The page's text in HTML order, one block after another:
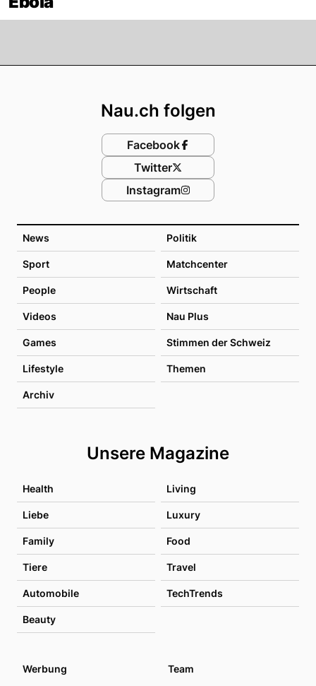
News Politik
Sport Matchcenter
People Wirtschaft
Videos Nau Plus
Games Stimmen der Schweiz
Lifestyle Themen
Archiv
Unsere Magazine
Health Living
Liebe Luxury
Family Food
Tiere Travel
Automobile TechTrends
Beauty
Nau.ch folgen
Facebook
Twitter
Instagram
Werbung
Team